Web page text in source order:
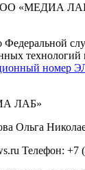
«МЕДИА
Федеральной
технологий
номер
ЛАБ»
Ольга
Телефон: +7